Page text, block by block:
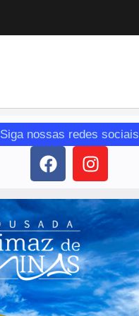
Siga nossas redes sociais